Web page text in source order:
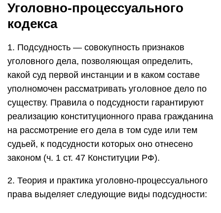
Уголовно-процессуального
кодекса
1. Подсудность — совокупность признаков
уголовного дела, позволяющая определить,
какой суд первой инстанции и в каком составе
уполномочен рассматривать уголовное дело по
существу. Правила о подсудности гарантируют
реализацию конституционного права гражданина
на рассмотрение его дела в том суде или тем
судьей, к подсудности которых оно отнесено
законом (ч. 1 ст. 47 Конституции РФ).
2. Теория и практика уголовно-процессуального
права выделяет следующие виды подсудности: